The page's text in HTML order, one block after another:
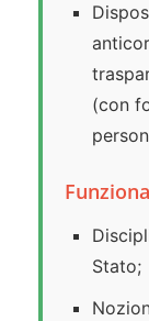
(con
Stato;